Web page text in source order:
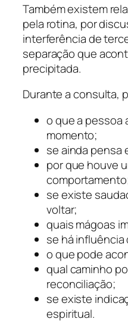
Também existem
pela rotina, por
interferência de
separação que
precipitada.
Durante a consulta,
o que a pessoa
momento;
se ainda pensa
por que houve
se existe
voltar;
quais mágoas
se há
o que pode
qual caminho
reconciliação;
se existe
espiritual.